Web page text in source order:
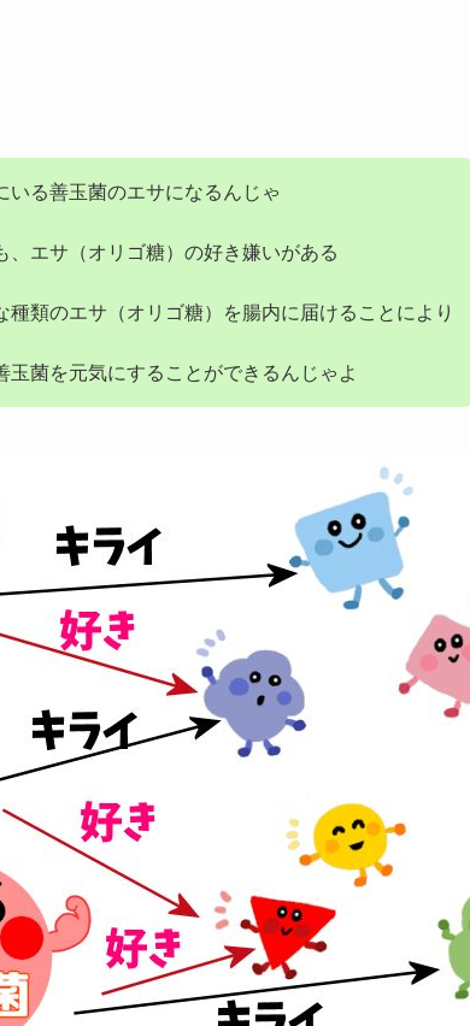
いる善玉菌のエサになるんじゃ
、エサ（オリゴ糖）の好き嫌いがある
種類のエサ（オリゴ糖）を腸内に届けることにより
玉菌を元気にすることができるんじゃよ